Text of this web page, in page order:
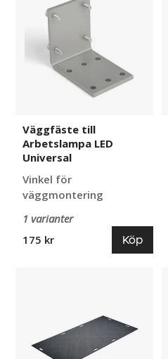
Arbetslampa
Universal
Väggfäste till
Arbetslampa LED
Universal
Vinkel för
väggmontering
1 varianter
175 kr
Köp